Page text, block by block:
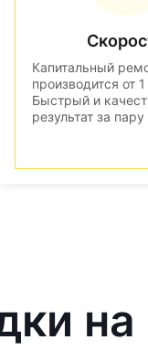
Капитальный
производится от
Быстрый и
результат за